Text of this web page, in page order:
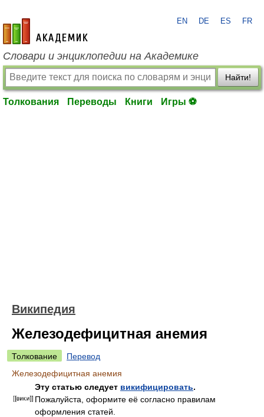
academic.ru
EN DE ES FR
Словари и энциклопедии на Академике
Найти!
Толкования Переводы Книги Игры ⚽
Википедия
Железодефицитная анемия
Толкование
Перевод
Железодефицитная анемия
Эту статью следует викифицировать.
Пожалуйста, оформите её согласно правилам
оформления статей.